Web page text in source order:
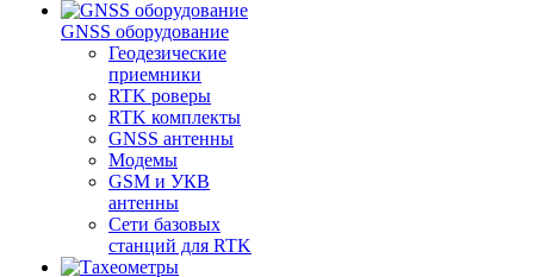
GNSS оборудование
Геодезические
приемники
RTK роверы
RTK комплекты
GNSS антенны
Модемы
GSM и УКВ
антенны
Сети базовых
станций для RTK